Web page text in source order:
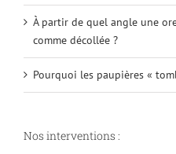
À partir de quel angle une
comme décollée ?
Pourquoi les paupières «
Nos interventions :